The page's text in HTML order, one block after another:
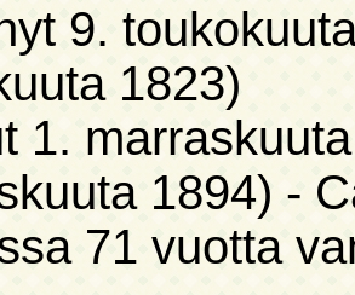
9.
1823)
1.
1894) -
71 vuotta